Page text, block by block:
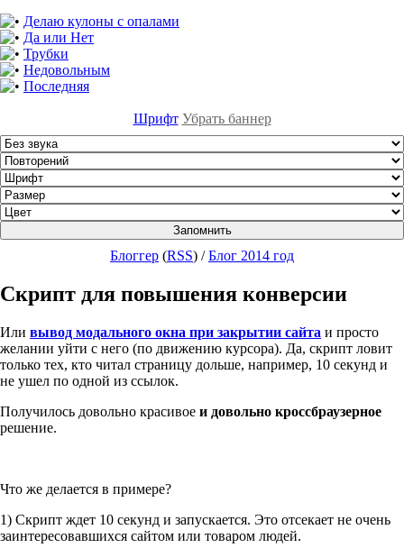
Делаю кулоны с опалами
Да или Нет
Трубки
Недовольным
Последняя
Шрифт Убрать баннер
Блоггер (RSS) /Блог 2014 год
Скрипт для повышения конверсии
Или вывод модального окна при закрытии сайта и просто
желании уйти с него (по движению курсора). Да, скрипт ловит
только тех, кто читал страницу дольше, например, 10 секунд и
не ушел по одной из ссылок.
Получилось довольно красивое и довольно кроссбраузерное
решение.
Что же делается в примере?
1) Скрипт ждет 10 секунд и запускается. Это отсекает не очень
заинтересовавшихся сайтом или товаром людей.